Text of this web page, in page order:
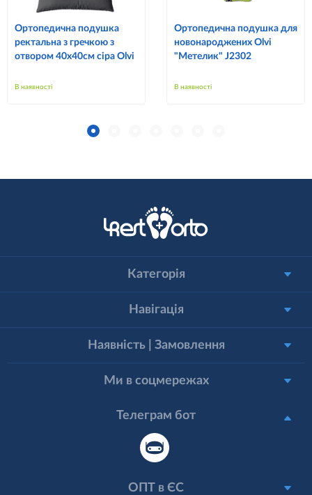
Ортопедична подушка
ректальна з гречкою з
отвором 40х40см сіра Olvi
В наявності
Ортопедична подушка для
новонароджених Olvi
"Метелик" J2302
В наявності
Категорія
Навігація
Наявність | Замовлення
Ми в соцмережах
Телеграм бот
ОПТ в ЄС